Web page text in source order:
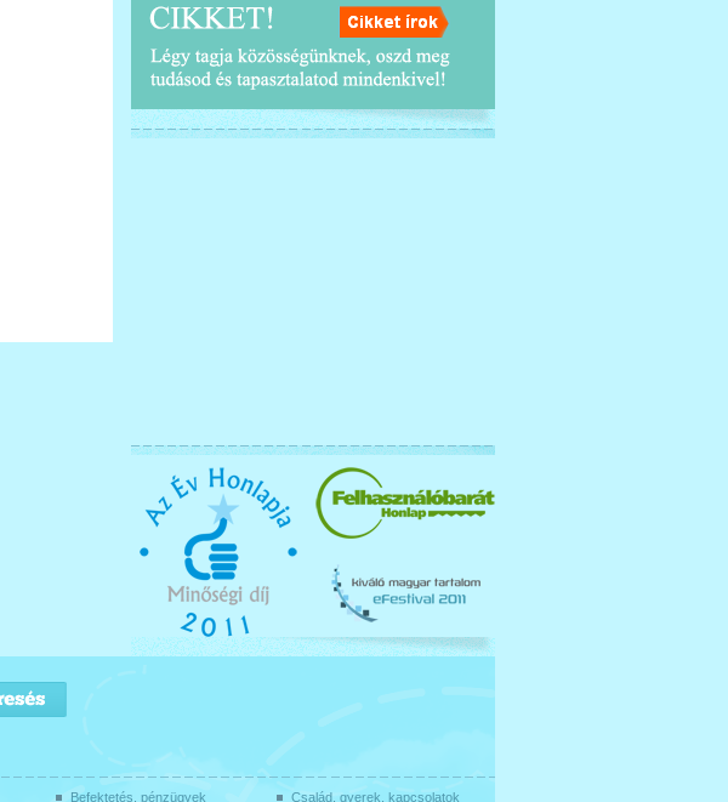
Befektetés, pénzügyek Család, gyerek, kapcsolatok